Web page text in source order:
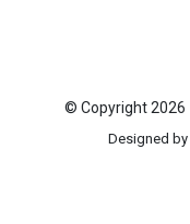
© Copyright2026
Designed by